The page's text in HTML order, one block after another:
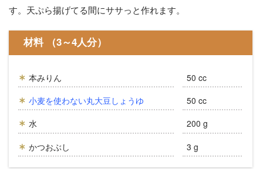
す。天ぷら揚げてる間にササっと作れます。
材料 （3～4人分）
本みりん
小麦を使わない丸大豆しょうゆ
水
かつおぶし
50 cc
50 cc
200 g
3 g